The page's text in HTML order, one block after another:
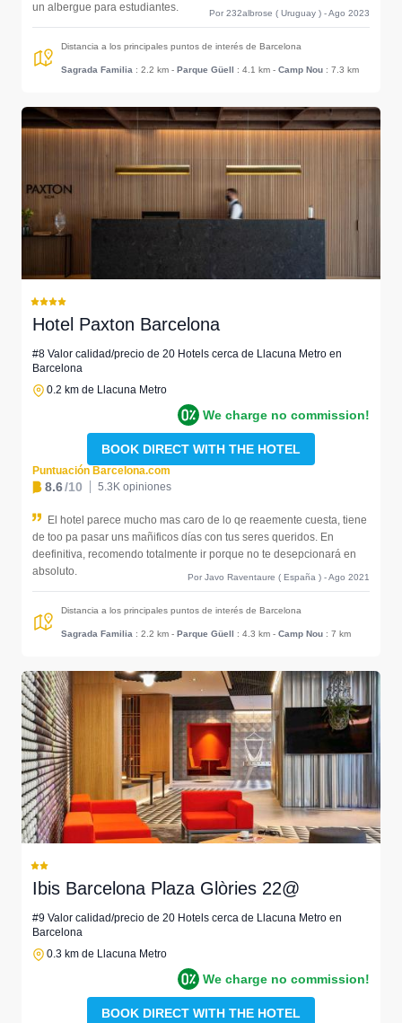
un albergue para estudiantes.
Por 232albrose ( Uruguay ) - Ago 2023
Distancia a los principales puntos de interés de Barcelona
Sagrada Familia : 2.2 km - Parque Güell : 4.1 km - Camp Nou : 7.3 km
Hotel Paxton Barcelona
#8 Valor calidad/precio de 20 Hotels cerca de Llacuna Metro en
Barcelona
0.2 km de Llacuna Metro
We charge no commission!
BOOK DIRECT WITH THE HOTEL
Puntuación Barcelona.com
8.6/10 5.3K opiniones
El hotel parece mucho mas caro de lo qe reaemente cuesta, tiene
de too pa pasar uns mañificos días con tus seres queridos. En
deefinitiva, recomendo totalmente ir porque no te desepcionará en
absoluto.
Por Javo Raventaure ( España ) - Ago 2021
Distancia a los principales puntos de interés de Barcelona
Sagrada Familia : 2.2 km - Parque Güell : 4.3 km - Camp Nou : 7 km
Ibis Barcelona Plaza Glòries 22@
#9 Valor calidad/precio de 20 Hotels cerca de Llacuna Metro en
Barcelona
0.3 km de Llacuna Metro
We charge no commission!
BOOK DIRECT WITH THE HOTEL